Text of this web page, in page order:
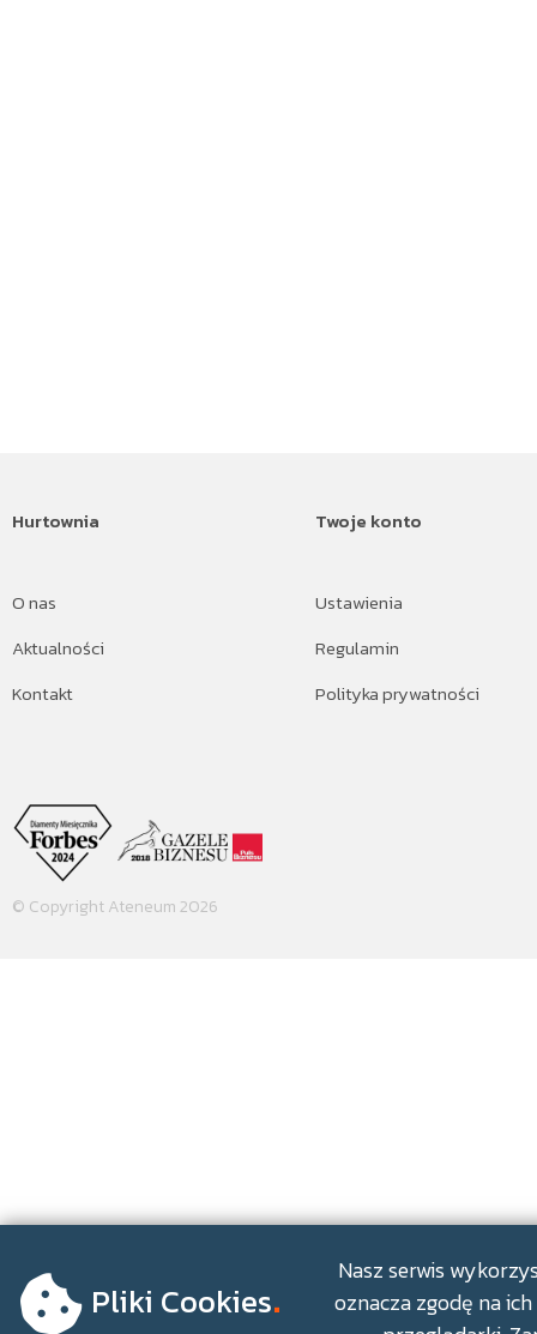
Hurtownia
O nas
Aktualności
Kontakt
Twoje konto
Ustawienia
Regulamin
Polityka prywatności
© Copyright Ateneum 2026
Pliki Cookies.
Nasz serwis
oznacza zgodę na